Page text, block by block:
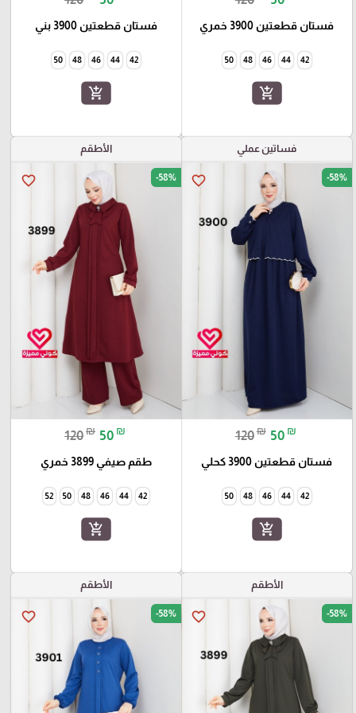
فستان قطعتين 3900 خمري
42
44
46
48
50
add_shopping_cart
فستان قطعتين 3900 بني
42
44
46
48
50
add_shopping_cart
فساتين عملي
favorite_border -58%
120₪ 50 ₪
فستان قطعتين 3900 كحلي
42
44
46
48
50
add_shopping_cart
الأطقم
favorite_border -58%
120₪ 50 ₪
طقم صيفي 3899 خمري
42
44
46
48
50
52
add_shopping_cart
الأطقم
favorite_border -58%
الأطقم
favorite_border -58%